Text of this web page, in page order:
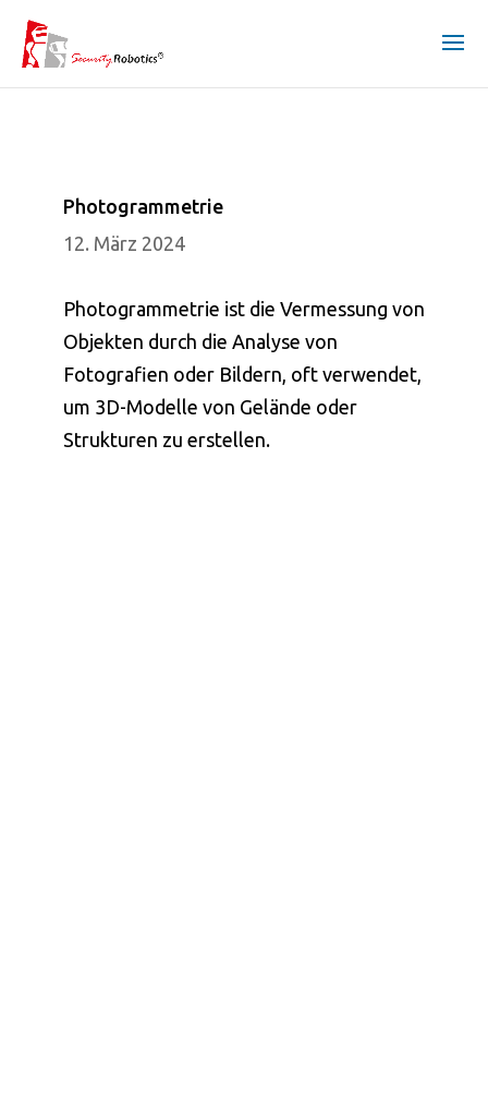
Photogrammetrie
12. März 2024
Photogrammetrie ist die Vermessung von
Objekten durch die Analyse von
Fotografien oder Bildern, oft verwendet,
um 3D-Modelle von Gelände oder
Strukturen zu erstellen.